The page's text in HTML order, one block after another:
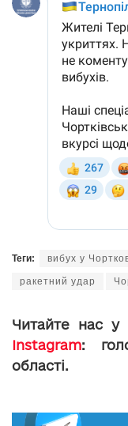
Теги: вибух у
ракетний удар
Читайте нас у
Instagram:
області.